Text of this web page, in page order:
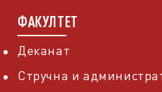
ФАКУЛТЕТ
Деканат
Стручна и